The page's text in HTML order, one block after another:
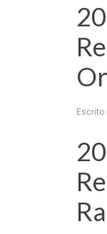
Escrito